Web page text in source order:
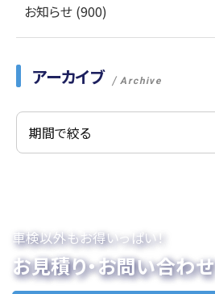
お知らせ (900)
アーカイブ Archive
車検以外もお得いっぱい！
お見積り・お問い合わせ